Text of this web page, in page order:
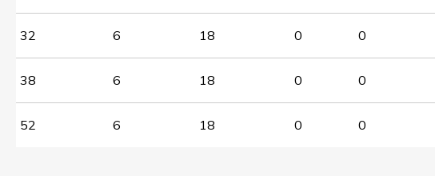
32 6 18 0 0
38 6 18 0 0
52 6 18 0 0